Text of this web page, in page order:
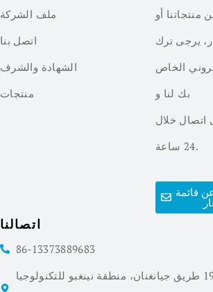
ملف الشركة
اتصل بنا
الشهادة والشرف
منتجات
منتجاتنا أو
يرجى ترك
الخاص
بك لنا و
خلال
24 ساعة.
قائمة
اتصالنا
86-13373889683
رقم 1958 طريق جيانغنان، منطقة نينغبو للتكنولوجيا